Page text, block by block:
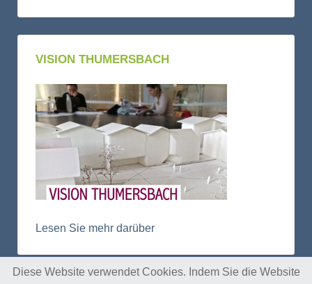
VISION THUMERSBACH
Lesen Sie mehr darüber
Diese Website verwendet Cookies. Indem Sie die Website